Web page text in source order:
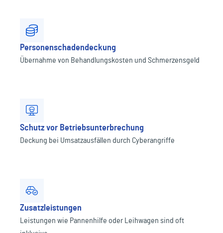
Personenschadendeckung
Übernahme von Behandlungskosten und Schmerzensgeld
Schutz vor Betriebsunterbrechung
Deckung bei Umsatzausfällen durch Cyberangriffe
Zusatzleistungen
Leistungen wie Pannenhilfe oder Leihwagen sind oft